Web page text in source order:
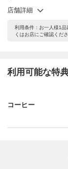
店舗詳細
利用条件：お一人様1品
くはお店にご確認くださ
利用可能な特
コーヒー